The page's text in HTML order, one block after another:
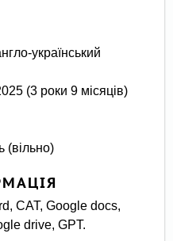
український
(3 роки 9 місяців)
(вільно)
CAT, Google docs,
drive, GPT.